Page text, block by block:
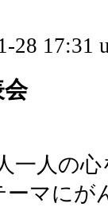
28 17:31
会
一人の
ーマにが